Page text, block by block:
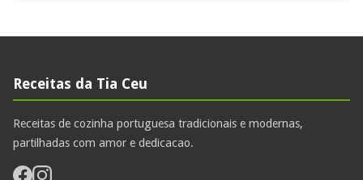
Receitas da Tia Ceu
Receitas de cozinha portuguesa tradicionais e modernas,
partilhadas com amor e dedicacao.